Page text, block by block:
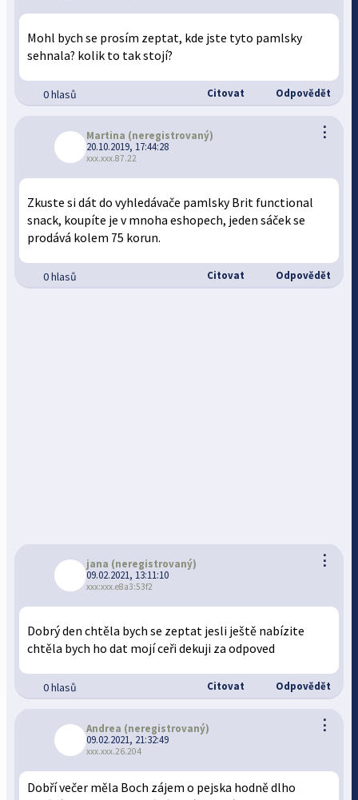
Mohl bych se prosím zeptat, kde jste tyto pamlsky
sehnala? kolik to tak stojí?
0 hlasů Citovat Odpovědět
⋮
Martina (neregistrovaný)
20.10.2019, 17:44:28
xxx.xxx.87.22
Zkuste si dát do vyhledávače pamlsky Brit functional
snack, koupíte je v mnoha eshopech, jeden sáček se
prodává kolem 75 korun.
0 hlasů Citovat Odpovědět
⋮
jana (neregistrovaný)
09.02.2021, 13:11:10
xxx:xxx.e8a3:53f2
Dobrý den chtěla bych se zeptat jesli ještě nabízite
chtěla bych ho dat mojí ceři dekuji za odpoved
0 hlasů Citovat Odpovědět
⋮
Andrea (neregistrovaný)
09.02.2021, 21:32:49
xxx.xxx.26.204
Dobří večer měla Boch zájem o pejska hodně dlho